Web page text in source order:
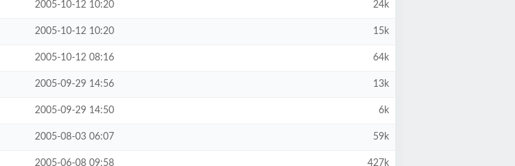
2005-10-12 10:20 24k
2005-10-12 10:20 15k
2005-10-12 08:16 64k
2005-09-29 14:56 13k
2005-09-29 14:50 6k
2005-08-03 06:07 59k
2005-06-08 09:58 427k